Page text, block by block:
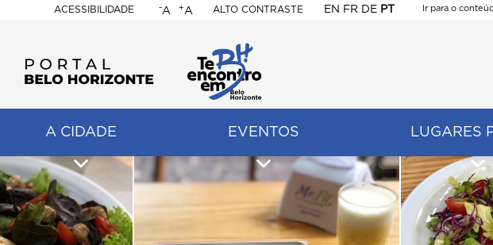
ACESSIBILIDADE
BELO
HORIZONTE
-A +A ALTO CONTRASTE EN FR DE PT
Ir para o
A CIDADE EVENTOS LUGARES